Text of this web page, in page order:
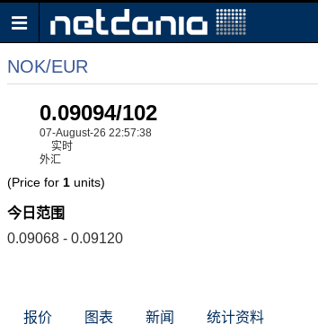
NOK/EUR
0.09094/102
07-August-26 22:57:38
实时
外汇
(Price for 1 units)
今日范围
0.09068 - 0.09120
报价 图表 新闻 统计资料